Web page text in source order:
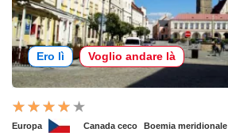
Ero lì Voglio andare là
Europa Canada ceco Boemia meridionale